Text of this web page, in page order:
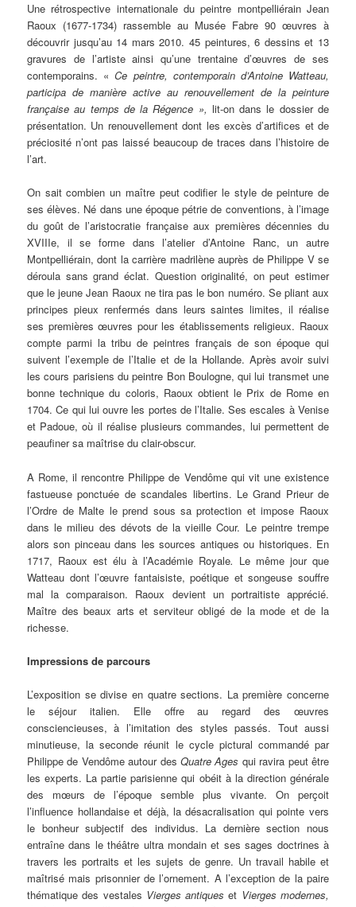
Une rétrospective internationale du peintre montpelliérain Jean
Raoux (1677-1734) rassemble au Musée Fabre 90 œuvres à
découvrir jusqu’au 14 mars 2010. 45 peintures, 6 dessins et 13
gravures de l’artiste ainsi qu’une trentaine d’œuvres de ses
contemporains. «Ce peintre, contemporain d’Antoine Watteau,
participa de manière active au renouvellement de la peinture
française au temps de la Régence », lit-on dans le dossier de
présentation. Un renouvellement dont les excès d’artifices et de
préciosité n’ont pas laissé beaucoup de traces dans l’histoire de
l’art.
On sait combien un maître peut codifier le style de peinture de
ses élèves. Né dans une époque pétrie de conventions, à l’image
du goût de l’aristocratie française aux premières décennies du
XVIIIe, il se forme dans l’atelier d’Antoine Ranc, un autre
Montpelliérain, dont la carrière madrilène auprès de Philippe V se
déroula sans grand éclat. Question originalité, on peut estimer
que le jeune Jean Raoux ne tira pas le bon numéro. Se pliant aux
principes pieux renfermés dans leurs saintes limites, il réalise
ses premières œuvres pour les établissements religieux. Raoux
compte parmi la tribu de peintres français de son époque qui
suivent l’exemple de l’Italie et de la Hollande. Après avoir suivi
les cours parisiens du peintre Bon Boulogne, qui lui transmet une
bonne technique du coloris, Raoux obtient le Prix de Rome en
1704. Ce qui lui ouvre les portes de l’Italie. Ses escales à Venise
et Padoue, où il réalise plusieurs commandes, lui permettent de
peaufiner sa maîtrise du clair-obscur.
A Rome, il rencontre Philippe de Vendôme qui vit une existence
fastueuse ponctuée de scandales libertins. Le Grand Prieur de
l’Ordre de Malte le prend sous sa protection et impose Raoux
dans le milieu des dévots de la vieille Cour. Le peintre trempe
alors son pinceau dans les sources antiques ou historiques. En
1717, Raoux est élu à l’Académie Royale. Le même jour que
Watteau dont l’œuvre fantaisiste, poétique et songeuse souffre
mal la comparaison. Raoux devient un portraitiste apprécié.
Maître des beaux arts et serviteur obligé de la mode et de la
richesse.
Impressions de parcours
L’exposition se divise en quatre sections. La première concerne
le séjour italien. Elle offre au regard des œuvres
consciencieuses, à l’imitation des styles passés. Tout aussi
minutieuse, la seconde réunit le cycle pictural commandé par
Philippe de Vendôme autour des Quatre Ages qui ravira peut être
les experts. La partie parisienne qui obéit à la direction générale
des mœurs de l’époque semble plus vivante. On perçoit
l’influence hollandaise et déjà, la désacralisation qui pointe vers
le bonheur subjectif des individus. La dernière section nous
entraîne dans le théâtre ultra mondain et ses sages doctrines à
travers les portraits et les sujets de genre. Un travail habile et
maîtrisé mais prisonnier de l’ornement. A l’exception de la paire
thématique des vestales Vierges antiques et Vierges modernes,